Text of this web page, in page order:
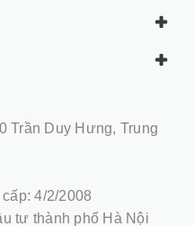
Trần Duy Hưng, Trung
4/2/2008
tư thành phố Hà Nội